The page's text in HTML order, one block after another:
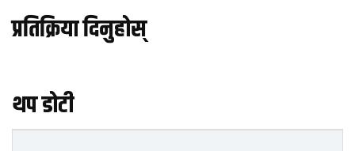
प्रतिक्रिया दिनुहोस्
थप डोटी